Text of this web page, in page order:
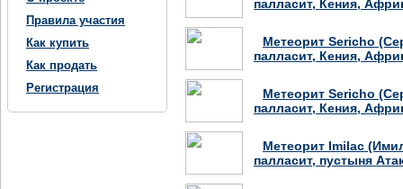
палласит, Кения,
Метеорит Sericho
палласит, Кения,
Метеорит Sericho
палласит, Кения,
Метеорит Imilac
палласит, пустыня
Правила участия
Как купить
Как продать
Регистрация